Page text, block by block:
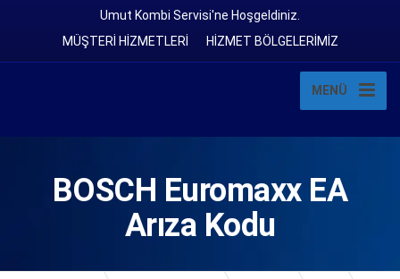
Umut Kombi Servisi'ne Hoşgeldiniz.
MÜŞTERİ HİZMETLERİ
HİZMET BÖLGELERİMİZ
MENÜ
BOSCH Euromaxx EA
Arıza Kodu